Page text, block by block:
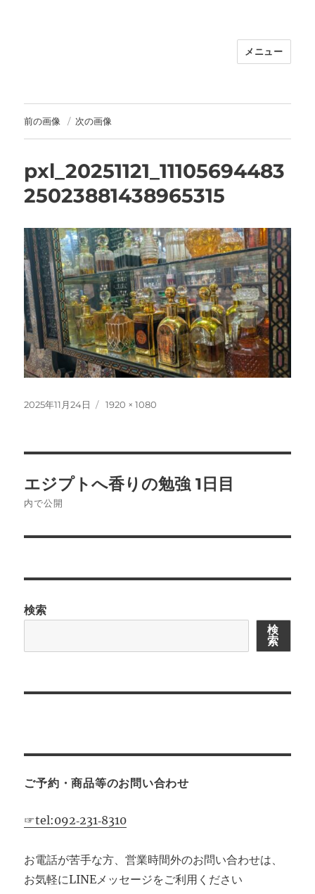
福岡｜天神/今泉/薬院の美容室｜moi
30代からの大人の本気ケアサロン｜オ
フィシャルサイト｜福岡天神エリアで
早朝7時から深夜24時まで営業｜天然
100％ハナヘナ｜湯シャン｜
メニュー
前の画像 次の画像
pxl_20251121_11105694483
25023881438965315
投
2025年11月24日
フ
1920 × 1080
稿
ゲ
ー
エジプトへ香りの勉強 1日目
内で公開
検索
検
索
ご予約・商品等のお問い合わせ
☞tel:092‐231‐8310
お電話が苦手な方、営業時間外のお問い合わせは、
お気軽にLINEメッセージをご利用ください